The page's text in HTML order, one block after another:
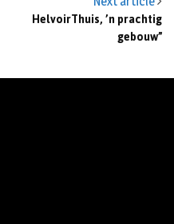
HelvoirThuis, ’n prachtig
gebouw”